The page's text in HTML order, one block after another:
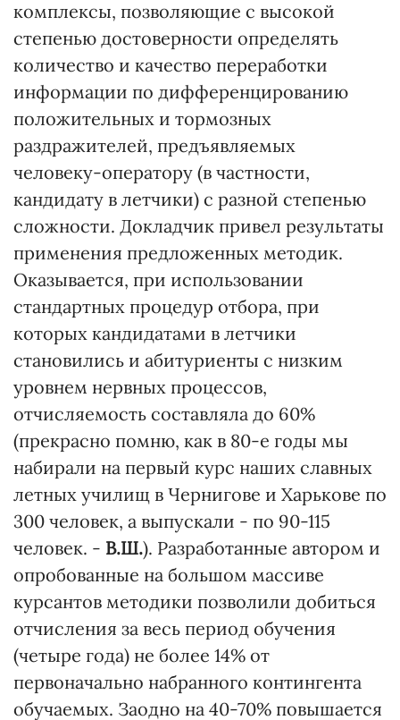
комплексы, позволяющие с высокой
степенью достоверности определять
количество и качество переработки
информации по дифференцированию
положительных и тормозных
раздражителей, предъявляемых
человеку-оператору (в частности,
кандидату в летчики) с разной степенью
сложности. Докладчик привел результаты
применения предложенных методик.
Оказывается, при использовании
стандартных процедур отбора, при
которых кандидатами в летчики
становились и абитуриенты с низким
уровнем нервных процессов,
отчисляемость составляла до 60%
(прекрасно помню, как в 80-е годы мы
набирали на первый курс наших славных
летных училищ в Чернигове и Харькове по
300 человек, а выпускали - по 90-115
человек. - В.Ш.). Разработанные автором и
опробованные на большом массиве
курсантов методики позволили добиться
отчисления за весь период обучения
(четыре года) не более 14% от
первоначально набранного контингента
обучаемых. Заодно на 40-70% повышается